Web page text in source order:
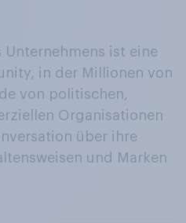
Unternehmens ist eine
in der Millionen von
von politischen,
Organisationen
über ihre
und Marken